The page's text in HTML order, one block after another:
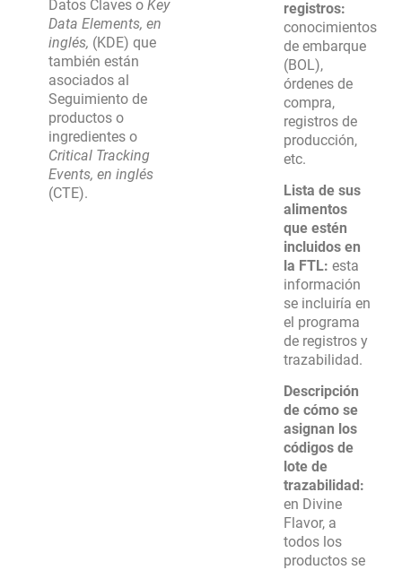
Datos Claves oKey
Data Elements, en
inglés, (KDE) que
también están
asociados al
Seguimiento de
productos o
ingredientes o
Critical Tracking
Events, en inglés
(CTE).
registros:
conocimientos
de embarque
(BOL),
órdenes de
compra,
registros de
producción,
etc.
Lista de sus
alimentos
que estén
incluidos en
la FTL:esta
información
se incluiría en
el programa
de registros y
trazabilidad.
Descripción
de cómo se
asignan los
códigos de
lote de
trazabilidad:
en Divine
Flavor, a
todos los
productos se